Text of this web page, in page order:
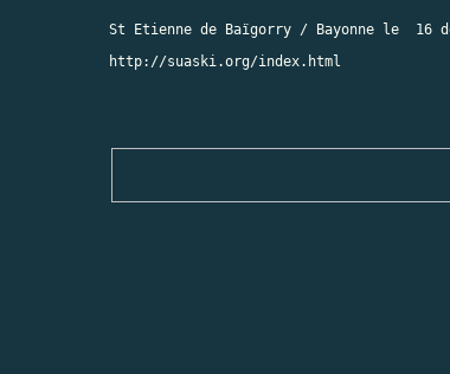
http://suaski.org/index.html